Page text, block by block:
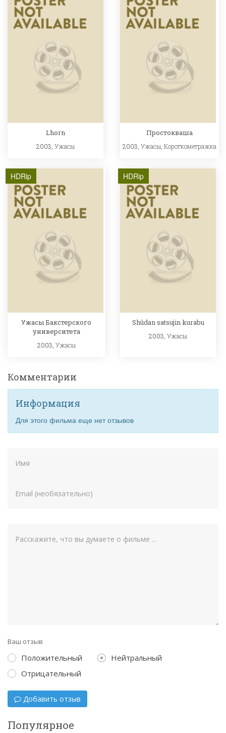
Lhorn
2003, Ужасы
Простокваша
2003,Ужасы,Короткометражка
HDRip
Ужасы Бакстерского
университета
2003, Ужасы
HDRip
Shûdan satsujin kurabu
2003,Ужасы
Комментарии
Информация
Для этого фильма еще нет отзывов
Ваш отзыв
Положительный
Нейтральный
Отрицательный
Добавить отзыв
Популярное